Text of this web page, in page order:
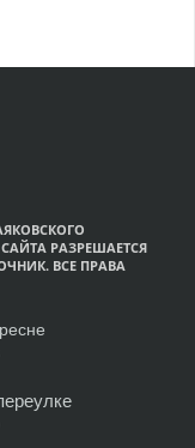
РАЗРЕШАЕТСЯ
ВСЕ ПРАВА